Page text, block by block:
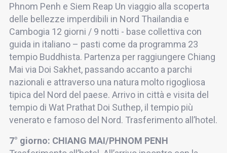
Phnom Penh e Siem Reap Un viaggio alla scoperta
delle bellezze imperdibili in Nord Thailandia e
Cambogia 12 giorni / 9 notti - base collettiva con
guida in italiano – pasti come da programma 23
tempio Buddhista. Partenza per raggiungere Chiang
Mai via Doi Sakhet, passando accanto a parchi
nazionali e attraverso una natura molto rigogliosa
tipica del Nord del paese. Arrivo in città e visita del
tempio di Wat Prathat Doi Suthep, il tempio più
venerato e famoso del Nord. Trasferimento all’hotel.
7° giorno: CHIANG MAI/PHNOM PENH